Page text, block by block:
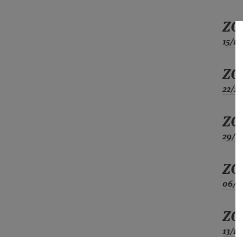
ZO
15/11
ZO
22/11
ZO
29/11
ZO
06/12
ZO
13/12